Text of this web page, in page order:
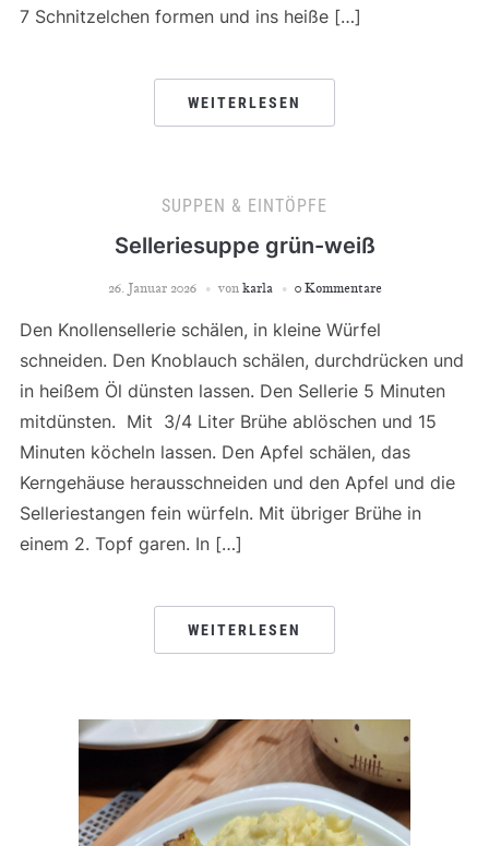
7 Schnitzelchen formen und ins heiße […]
WEITERLESEN
SUPPEN & EINTÖPFE
Selleriesuppe grün-weiß
26. Januar 2026 von karla 0 Kommentare
Den Knollensellerie schälen, in kleine Würfel
schneiden. Den Knoblauch schälen, durchdrücken und
in heißem Öl dünsten lassen. Den Sellerie 5 Minuten
mitdünsten. Mit 3/4 Liter Brühe ablöschen und 15
Minuten köcheln lassen. Den Apfel schälen, das
Kerngehäuse herausschneiden und den Apfel und die
Selleriestangen fein würfeln. Mit übriger Brühe in
einem 2. Topf garen. In […]
WEITERLESEN